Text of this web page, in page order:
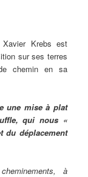
Krebs est
sur ses terres
chemin en sa
une mise à plat
qui nous «
du déplacement
​à